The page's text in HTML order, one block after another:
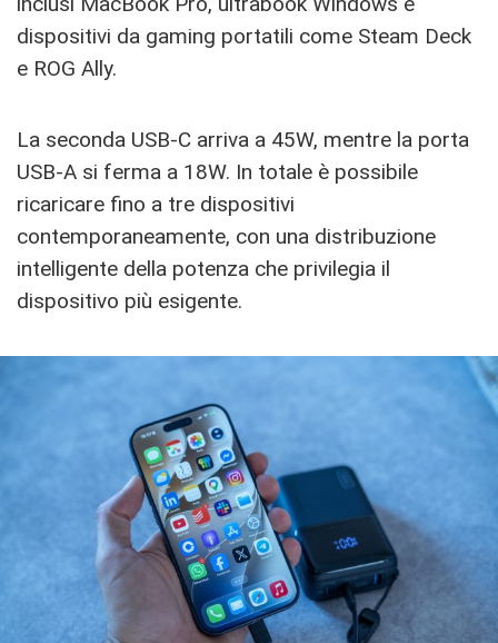
dispositivi da gaming portatili come Steam Deck
e ROG Ally.
La seconda USB-C arriva a 45W, mentre la porta
USB-A si ferma a 18W. In totale è possibile
ricaricare fino a tre dispositivi
contemporaneamente, con una distribuzione
intelligente della potenza che privilegia il
dispositivo più esigente.